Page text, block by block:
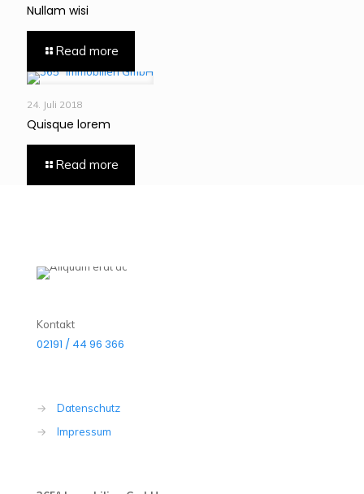
Nullam wisi
Read more
24. Juli 2018
Quisque lorem
Read more
Kontakt
02191 / 44 96 366
→
Datenschutz
→
Impressum